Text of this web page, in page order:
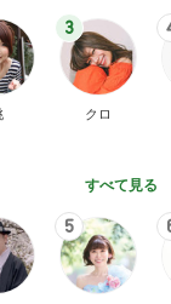
3
クロ
すべて見る
5